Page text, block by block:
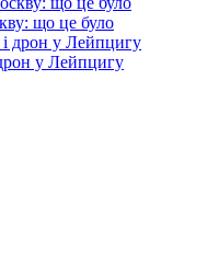
що це було
у Лейпцигу